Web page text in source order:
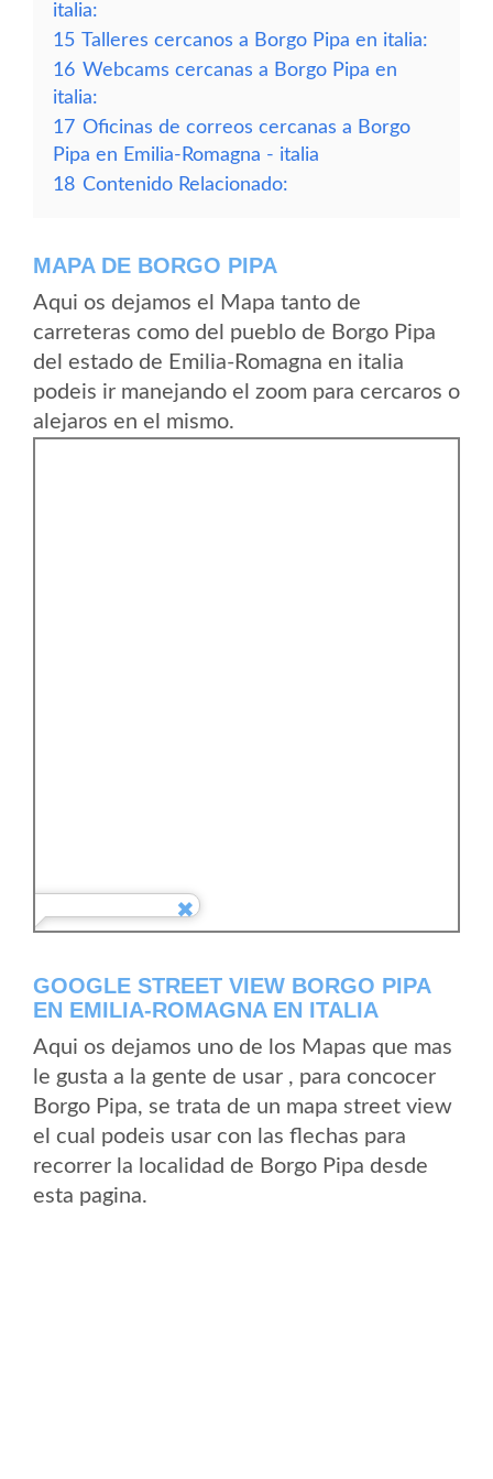
italia:
15 Talleres cercanos a Borgo Pipa en italia:
16 Webcams cercanas a Borgo Pipa en
italia:
17 Oficinas de correos cercanas a Borgo
Pipa en Emilia-Romagna - italia
18 Contenido Relacionado:
MAPA DE BORGO PIPA
Aqui os dejamos el Mapa tanto de
carreteras como del pueblo de Borgo Pipa
del estado de Emilia-Romagna en italia
podeis ir manejando el zoom para cercaros o
alejaros en el mismo.
GOOGLE STREET VIEW BORGO PIPA
EN EMILIA-ROMAGNA EN ITALIA
Aqui os dejamos uno de los Mapas que mas
le gusta a la gente de usar , para concocer
Borgo Pipa, se trata de un mapa street view
el cual podeis usar con las flechas para
recorrer la localidad de Borgo Pipa desde
esta pagina.